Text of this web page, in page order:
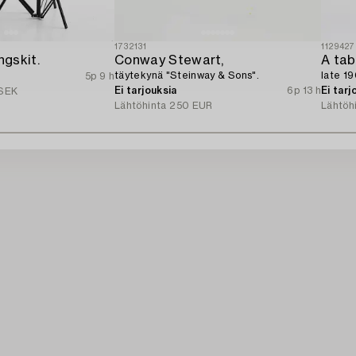
5p 9 h
1732131
Conway Stewart,
täytekynä "Steinway & Sons".
Ei tarjouksia
6p 13 h
Lähtöhinta 250 EUR
1129427
A
late
Ei